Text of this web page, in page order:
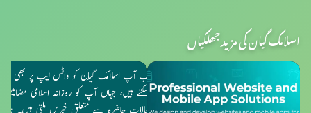
اسلامک گیان کی مزید جھلکیاں